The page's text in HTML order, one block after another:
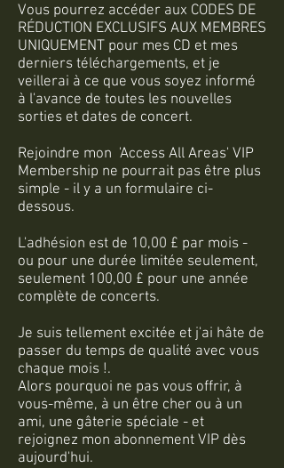
Vous pourrez accéder aux CODES DE
RÉDUCTION EXCLUSIFS AUX MEMBRES
UNIQUEMENT pour mes CD et mes
derniers téléchargements, et je
veillerai à ce que vous soyez informé
à l'avance de toutes les nouvelles
sorties et dates de concert.
Rejoindre mon 'Access All Areas' VIP
Membership ne pourrait pas être plus
simple - il y a un formulaire ci-
dessous.
L'adhésion est de 10,00 £ par mois -
ou pour une durée limitée seulement,
seulement 100,00 £ pour une année
complète de concerts.
Je suis tellement excitée et j'ai hâte de
passer du temps de qualité avec vous
chaque mois !.
Alors pourquoi ne pas vous offrir, à
vous-même, à un être cher ou à un
ami, une gâterie spéciale - et
rejoignez mon abonnement VIP dès
aujourd'hui.